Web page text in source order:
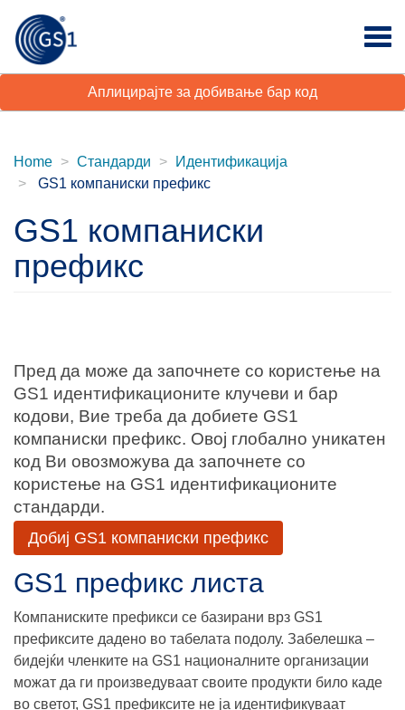
Аплицирајте за добивање бар код
Home Стандарди
Идентификација
GS1 компаниски префикс
GS1 компаниски
префикс
Пред да може да започнете со користење на
GS1 идентификационите клучеви и бар
кодови, Вие треба да добиете GS1
компаниски префикс. Овој глобално уникатен
код Ви овозможува да започнете со
користење на GS1 идентификационите
стандарди.
Добиј GS1 компаниски префикс
GS1 префикс листа
Компаниските префикси се базирани врз GS1
префиксите дадено во табелата подолу. Забелешка –
бидејќи членките на GS1 националните организации
можат да ги произведуваат своите продукти било каде
во светот, GS1 префиксите не ја идентификуваат